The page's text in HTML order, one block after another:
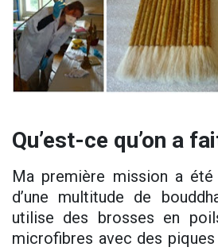
Qu’est-ce qu’on a
Ma première mission a été
d’une multitude de
utilise des brosses en
microfibres avec des